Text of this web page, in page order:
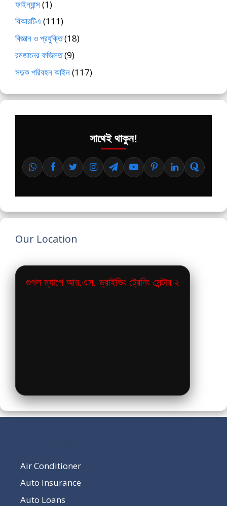
ফাইন্যান্স(1)
বিআরটিএ (111)
বিজ্ঞান ও প্রযুক্তি(18)
রমজানের ফজিলত(9)
সড়ক পরিবহন আইন(117)
সাথেই থাকুন!
Our Location
গুগল ম্যাপে আর.এস. ড্রাইভিং ট্রেনিং সেন্টার ২
Air Conditioner
Auto Insurance
Auto Loans